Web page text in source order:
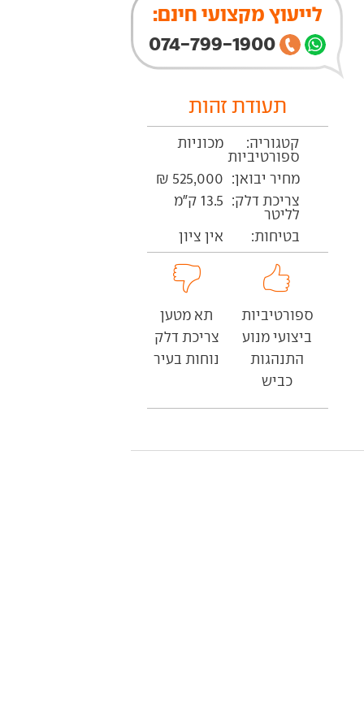
לייעוץ מקצועי חינם:
תעודת זהות
קטגוריה: מכוניות
ספורטיביות
מחיר יבואן:
צריכת דלק:
13.5 ק"מ
לליטר
בטיחות:
אין ציון
ספורטיביות
ביצועי מנוע
התנהגות
כביש
תא מטען
צריכת דלק
נוחות בעיר